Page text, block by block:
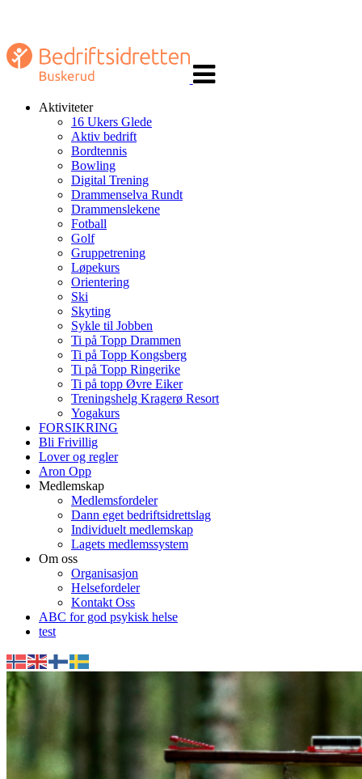
navigasjon
Aktiviteter
16 Ukers Glede
Aktiv bedrift
Bordtennis
Bowling
Digital Trening
Drammenselva Rundt
Drammenslekene
Fotball
Golf
Gruppetrening
Løpekurs
Orientering
Ski
Skyting
Sykle til Jobben
Ti på Topp Drammen
Ti på Topp Kongsberg
Ti på Topp Ringerike
Ti på topp Øvre Eiker
Treningshelg Kragerø Resort
Yogakurs
FORSIKRING
Bli Frivillig
Lover og regler
Aron Opp
Medlemskap
Medlemsfordeler
Dann eget bedriftsidrettslag
Individuelt medlemskap
Lagets medlemssystem
Om oss
Organisasjon
Helsefordeler
Kontakt Oss
ABC for god psykisk helse
test